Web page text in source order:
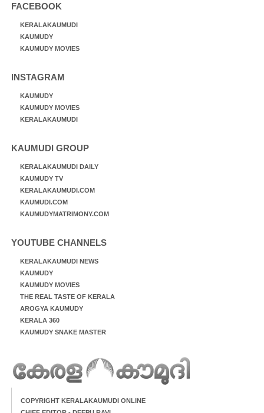
FACEBOOK
KERALAKAUMUDI
KAUMUDY
KAUMUDY MOVIES
INSTAGRAM
KAUMUDY
KAUMUDY MOVIES
KERALAKAUMUDI
KAUMUDI GROUP
KERALAKAUMUDI DAILY
KAUMUDY TV
KERALAKAUMUDI.COM
KAUMUDI.COM
KAUMUDYMATRIMONY.COM
YOUTUBE CHANNELS
KERALAKAUMUDI NEWS
KAUMUDY
KAUMUDY MOVIES
THE REAL TASTE OF KERALA
AROGYA KAUMUDY
KERALA 360
KAUMUDY SNAKE MASTER
COPYRIGHT KERALAKAUMUDI ONLINE